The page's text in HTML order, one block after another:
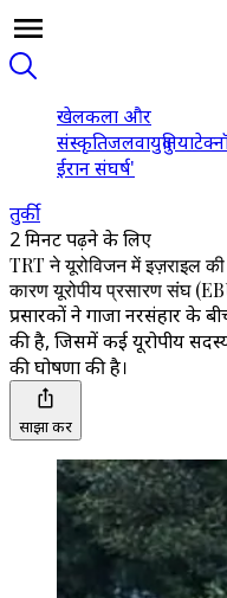
खेलकला और
संस्कृतिजलवायुदुनिया
ईरान संघर्ष'
तुर्की
2 मिनट पढ़ने के लिए
TRT ने यूरोविजन में इज़राइल
कारण यूरोपीय प्रसारण संघ
प्रसारकों ने गाजा नरसंहार के
की है, जिसमें कई यूरोपीय
की घोषणा की है।
साझा करें